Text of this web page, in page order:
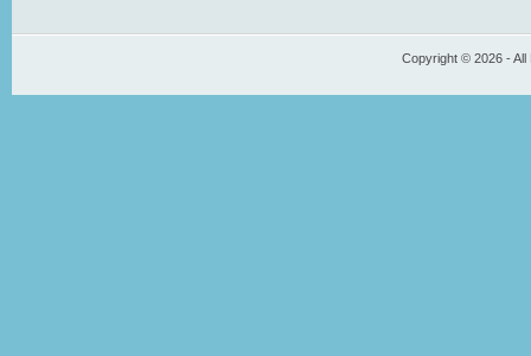
Copyright © 2026 -